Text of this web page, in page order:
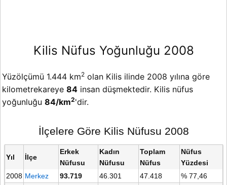
Kilis Nüfus Yoğunluğu 2008
Yüzölçümü 1.444 km2 olan Kilis ilinde 2008 yılına göre
kilometrekareye 84 insan düşmektedir. Kilis nüfus
yoğunluğu 84/km2'dir.
İlçelere Göre Kilis Nüfusu 2008
Yıl İlçe
Erkek
Nüfusu
Kadın
Nüfusu
Toplam
Nüfus
Nüfus
Yüzdesi
2008 Merkez 93.719 46.301 47.418
% 77,46